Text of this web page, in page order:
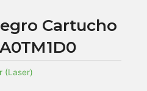
Cartucho
(Laser)